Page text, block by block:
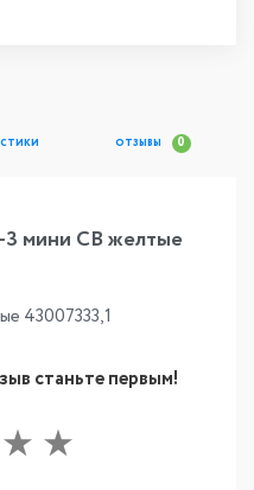
ОТЗЫВЫ 0
мини СВ желтые
43007333,1
станьте первым!